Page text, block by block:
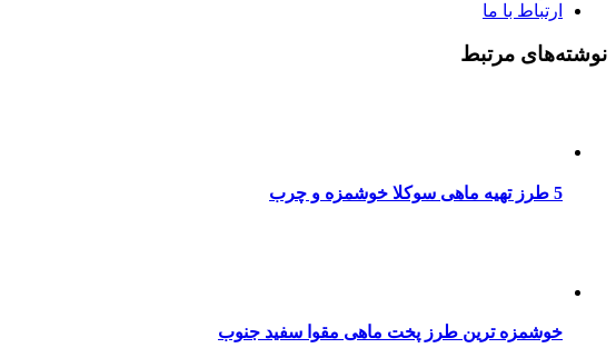
ارتباط با ما
نوشته‌های مرتبط
5 طرز تهیه ماهی سوکلا خوشمزه و چرب
خوشمزه ترین طرز پخت ماهی مقوا سفید جنوب